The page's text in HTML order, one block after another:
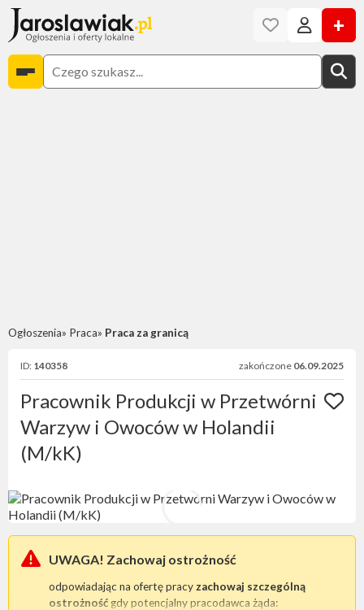
+
Ogłoszenia Praca Praca za granicą
ID: 140358 zakończone 06.09.2025
Pracownik Produkcji w Przetwórni
Warzyw i Owoców w Holandii
(M/kK)
UWAGA! Zachowaj ostrożność
odpowiadając na ofertę pracy zachowaj szczególną
ostrożność gdy potencjalny pracodawca żąda: